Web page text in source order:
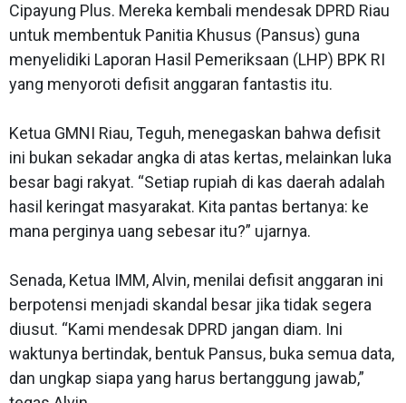
Cipayung Plus. Mereka kembali mendesak DPRD Riau
untuk membentuk Panitia Khusus (Pansus) guna
menyelidiki Laporan Hasil Pemeriksaan (LHP) BPK RI
yang menyoroti defisit anggaran fantastis itu.
Ketua GMNI Riau, Teguh, menegaskan bahwa defisit
ini bukan sekadar angka di atas kertas, melainkan luka
besar bagi rakyat. “Setiap rupiah di kas daerah adalah
hasil keringat masyarakat. Kita pantas bertanya: ke
mana perginya uang sebesar itu?” ujarnya.
Senada, Ketua IMM, Alvin, menilai defisit anggaran ini
berpotensi menjadi skandal besar jika tidak segera
diusut. “Kami mendesak DPRD jangan diam. Ini
waktunya bertindak, bentuk Pansus, buka semua data,
dan ungkap siapa yang harus bertanggung jawab,”